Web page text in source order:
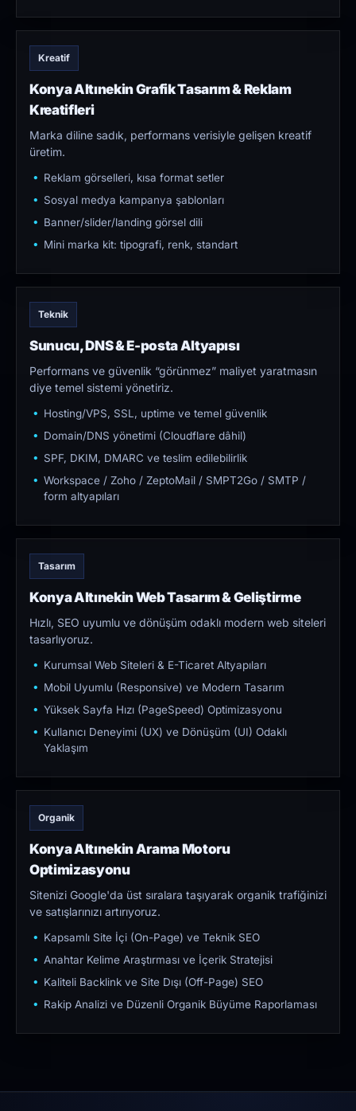
Kreatif
Konya Altınekin Grafik Tasarım & Reklam
Kreatifleri
Marka diline sadık, performans verisiyle gelişen kreatif
üretim.
Reklam görselleri, kısa format setler
Sosyal medya kampanya şablonları
Banner/slider/landing görsel dili
Mini marka kit: tipografi, renk, standart
Teknik
Sunucu, DNS & E-posta Altyapısı
Performans ve güvenlik “görünmez” maliyet yaratmasın
diye temel sistemi yönetiriz.
Hosting/VPS, SSL, uptime ve temel güvenlik
Domain/DNS yönetimi (Cloudflare dâhil)
SPF, DKIM, DMARC ve teslim edilebilirlik
Workspace / Zoho / ZeptoMail / SMPT2Go / SMTP /
form altyapıları
Tasarım
Konya Altınekin Web Tasarım & Geliştirme
Hızlı, SEO uyumlu ve dönüşüm odaklı modern web siteleri
tasarlıyoruz.
Kurumsal Web Siteleri & E-Ticaret Altyapıları
Mobil Uyumlu (Responsive) ve Modern Tasarım
Yüksek Sayfa Hızı (PageSpeed) Optimizasyonu
Kullanıcı Deneyimi (UX) ve Dönüşüm (UI) Odaklı
Yaklaşım
Organik
Konya Altınekin Arama Motoru
Optimizasyonu
Sitenizi Google'da üst sıralara taşıyarak organik trafiğinizi
ve satışlarınızı artırıyoruz.
Kapsamlı Site İçi (On-Page) ve Teknik SEO
Anahtar Kelime Araştırması ve İçerik Stratejisi
Kaliteli Backlink ve Site Dışı (Off-Page) SEO
Rakip Analizi ve Düzenli Organik Büyüme Raporlaması